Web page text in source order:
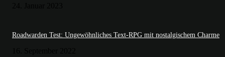
Roadwarden Test: Ungewöhnliches Text-RPG mit nostalgischem Charme